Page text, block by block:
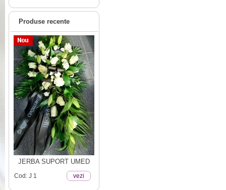
Produse recente
JERBA SUPORT UMED
Cod: J 1 vezi